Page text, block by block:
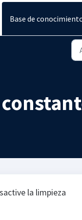
Base de
la limpieza